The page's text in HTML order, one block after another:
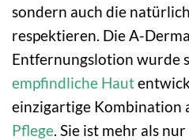
sondern auch die
respektieren. Die A-
Entfernungslotion wurde
empfindliche Haut
einzigartige Kombination
Pflege . Sie ist mehr als